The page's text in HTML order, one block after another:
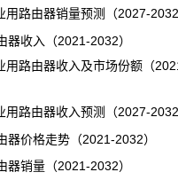
由器销量预测（2027-
收入（2021-2032）
由器收入及市场份额（
由器收入预测（2027-
价格走势（2021-2032）
销量（2021-2032）